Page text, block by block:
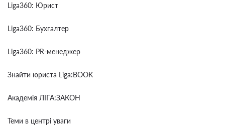
Liga360: Юрист
Liga360: Бухгалтер
Liga360: PR-менеджер
Знайти юриста Liga:BOOK
Академія ЛІГА:ЗАКОН
Теми в центрі уваги